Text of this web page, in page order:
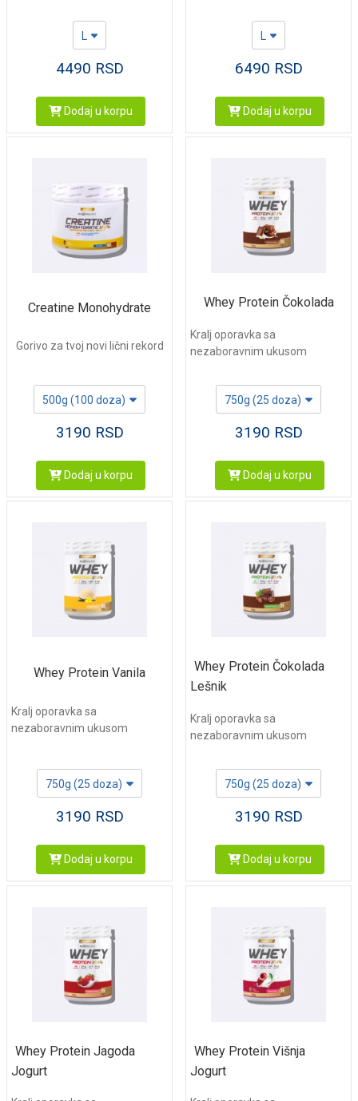
L
4490 RSD
Dodaj u korpu
L
6490 RSD
Dodaj u korpu
Creatine Monohydrate
Gorivo za tvoj novi lični rekord
500g (100 doza)
3190 RSD
Dodaj u korpu
Whey Protein Čokolada
Kralj oporavka sa
nezaboravnim ukusom
750g (25 doza)
3190 RSD
Dodaj u korpu
Whey Protein Vanila
Kralj oporavka sa
nezaboravnim ukusom
750g (25 doza)
3190 RSD
Dodaj u korpu
Whey Protein Čokolada
Lešnik
Kralj oporavka sa
nezaboravnim ukusom
750g (25 doza)
3190 RSD
Dodaj u korpu
Whey Protein Jagoda
Jogurt
Whey Protein Višnja
Jogurt